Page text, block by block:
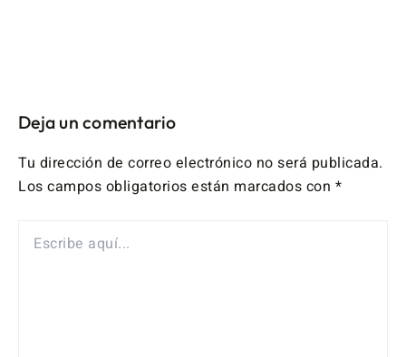
Deja un comentario
Tu dirección de correo electrónico no será publicada.
Los campos obligatorios están marcados con *
AQUÍ...